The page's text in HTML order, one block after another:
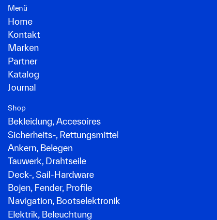
Menü
Home
Kontakt
Marken
Partner
Katalog
Journal
Shop
Bekleidung, Accesoires
Sicherheits-, Rettungsmittel
Ankern, Belegen
Tauwerk, Drahtseile
Deck-, Sail-Hardware
Bojen, Fender, Profile
Navigation, Bootselektronik
Elektrik, Beleuchtung